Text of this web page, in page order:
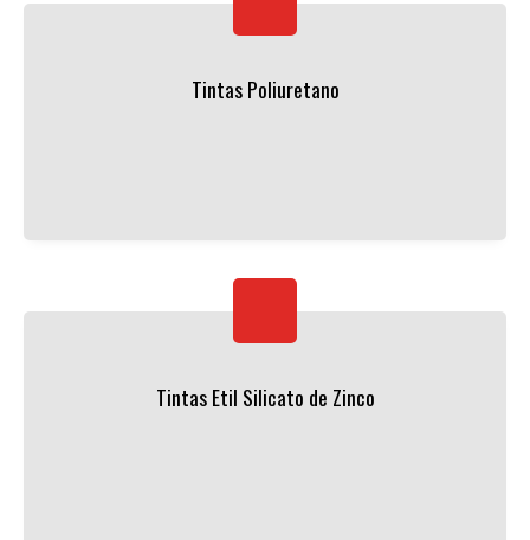
Tintas Poliuretano
Tintas Etil Silicato de Zinco